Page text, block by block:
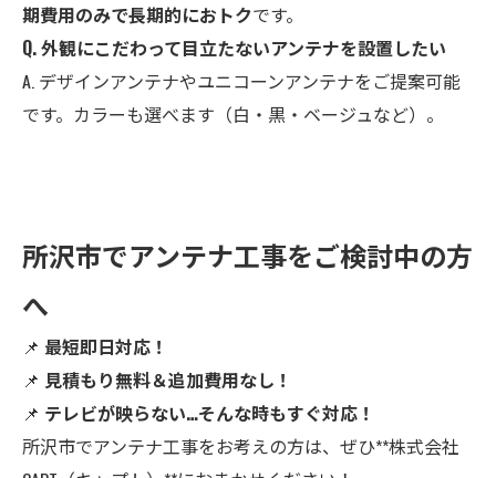
期費用のみで長期的におトクです。
Q. 外観にこだわって目立たないアンテナを設置したい
A. デザインアンテナやユニコーンアンテナをご提案可能
です。カラーも選べます（白・黒・ベージュなど）。
所沢市でアンテナ工事をご検討中の方
へ
📌 最短即日対応！
📌 見積もり無料＆追加費用なし！
📌 テレビが映らない…そんな時もすぐ対応！
所沢市でアンテナ工事をお考えの方は、ぜひ**株式会社